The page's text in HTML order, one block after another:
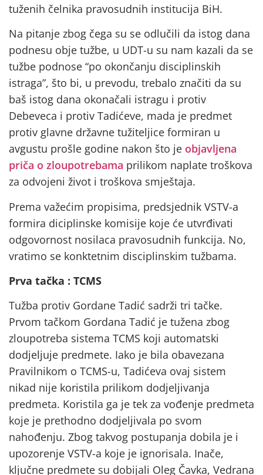
tuženih čelnika pravosudnih institucija BiH.
Na pitanje zbog čega su se odlučili da istog dana
podnesu obje tužbe, u UDT-u su nam kazali da se
tužbe podnose “po okončanju disciplinskih
istraga”, što bi, u prevodu, trebalo značiti da su
baš istog dana okonačali istragu i protiv
Debeveca i protiv Tadićeve, mada je predmet
protiv glavne državne tužiteljice formiran u
avgustu prošle godine nakon što je objavljena
priča o zloupotrebama prilikom naplate troškova
za odvojeni život i troškova smještaja.
Prema važećim propisima, predsjednik VSTV-a
formira diciplinske komisije koje će utvrđivati
odgovornost nosilaca pravosudnih funkcija. No,
vratimo se konktetnim disciplinskim tužbama.
Prva tačka : TCMS
Tužba protiv Gordane Tadić sadrži tri tačke.
Prvom tačkom Gordana Tadić je tužena zbog
zloupotreba sistema TCMS koji automatski
dodjeljuje predmete. Iako je bila obavezana
Pravilnikom o TCMS-u, Tadićeva ovaj sistem
nikad nije koristila prilikom dodjeljivanja
predmeta. Koristila ga je tek za vođenje predmeta
koje je prethodno dodjeljivala po svom
nahođenju. Zbog takvog postupanja dobila je i
upozorenje VSTV-a koje je ignorisala. Inače,
ključne predmete su dobijali Oleg Čavka, Vedrana